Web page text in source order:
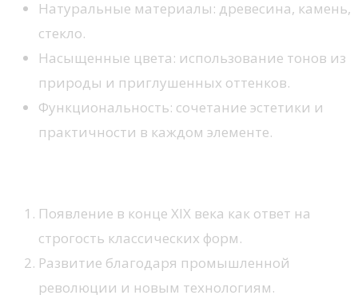
Натуральные материалы: древесина, камень,
стекло.
Насыщенные цвета: использование тонов из
природы и приглушенных оттенков.
Функциональность: сочетание эстетики и
практичности в каждом элементе.
Появление в конце XIX века как ответ на
строгость классических форм.
Развитие благодаря промышленной
революции и новым технологиям.